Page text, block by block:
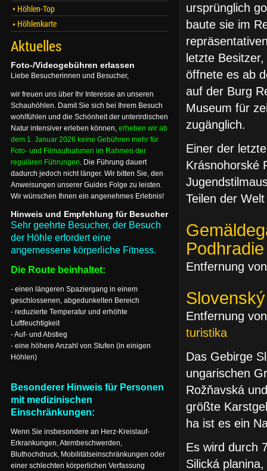
ursprünglich
baute sie im
letzte
öffnete es ab
auf der Burg
Museum für
zugänglich.
Einer der
Krásnohorské
Teilen der
Podhradie
Entfernung
Entfernung
turistika
Das Gebirge
ungarischen
Rožňavská
größte
ha ist es ein
Es wird durch
Silická
Höhlen-Top
Höhlenkarte
Aktuelles
Foto-/Videogebühren erlassen
Liebe Besucherinnen und Besucher,
wir freuen uns über Ihr Interesse an unseren
Schauhöhlen. Damit Sie sich bei Ihrem Besuch
wohlfühlen und die Schönheit der unterirdischen
Natur intensiver erleben können, erheben wir ab
dem 1. Januar 2026 keine Gebühren mehr für
Foto- und Filmaufnahmen im Rahmen der
regulären Führungen . Die Führung dauert
dadurch jedoch nicht länger. Wir bitten Sie, den
Anweisungen unserer Guides Folge zu leisten.
Wir wünschen Ihnen ein angenehmes Erlebnis!
Hinweis und Empfehlung für Besucher
Sehr geehrte Besucher, der Besuch
der Höhle erfordert eine
angemessene körperliche Fitness.
Die Route beinhaltet:
- einen längeren Spaziergang in einem
geschlossenen, abgedunkelten Bereich
- reduzierte Temperatur und erhöhte
Luftfeuchtigkeit
- Auf- und Abstieg
- eine höhere Anzahl von Stufen (in einigen
Höhlen)
Besonderer Hinweis für Personen
mit medizinischen
Einschränkungen:
Wenn Sie insbesondere an Herz-Kreislauf-
Erkrankungen, Atembeschwerden,
Bluthochdruck, Mobilitätseinschränkungen oder
einer schlechten körperlichen Verfassung